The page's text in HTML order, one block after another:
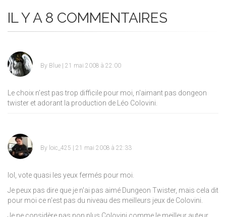
IL Y A 8 COMMENTAIRES
By Blue | 21 mai 2008 à 22:00
Le choix n'est pas trop difficile pour moi, n'aimant pas dongeon
twister et adorant la production de Léo Colovini.
By loic_425 | 21 mai 2008 à 22:33
lol, vote quasi les yeux fermés pour moi.
Je peux pas dire que je n'ai pas aimé Dungeon Twister, mais cela dit
pour moi ce n'est pas du niveau des meilleurs jeux de Colovini.